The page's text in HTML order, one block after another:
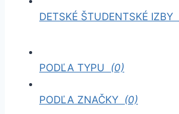
DETSKÉ ŠTUDENTSKÉ IZBY
PODĽA TYPU (0)
PODĽA ZNAČKY (0)